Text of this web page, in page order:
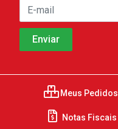
Meus Pedidos
Notas Fiscais